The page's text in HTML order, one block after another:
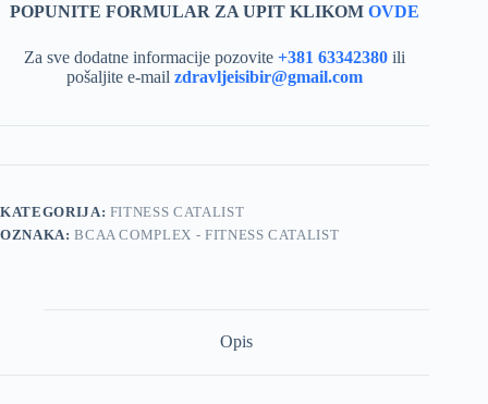
POPUNITE FORMULAR ZA UPIT KLIKOMOVDE
Za sve dodatne informacije pozovite+381 63342380 ili
pošaljite e-mailzdravljeisibir@gmail.com
KATEGORIJA: FITNESS CATALIST
OZNAKA:BCAA COMPLEX - FITNESS CATALIST
Opis